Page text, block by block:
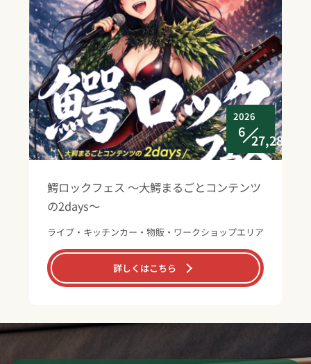
2026
6
27,28
鰐ロックフェス ～大鰐まるごとコンテンツ
の2days～
ライブ・キッチンカー・物販・ワークショップエリア
詳しくはこちら